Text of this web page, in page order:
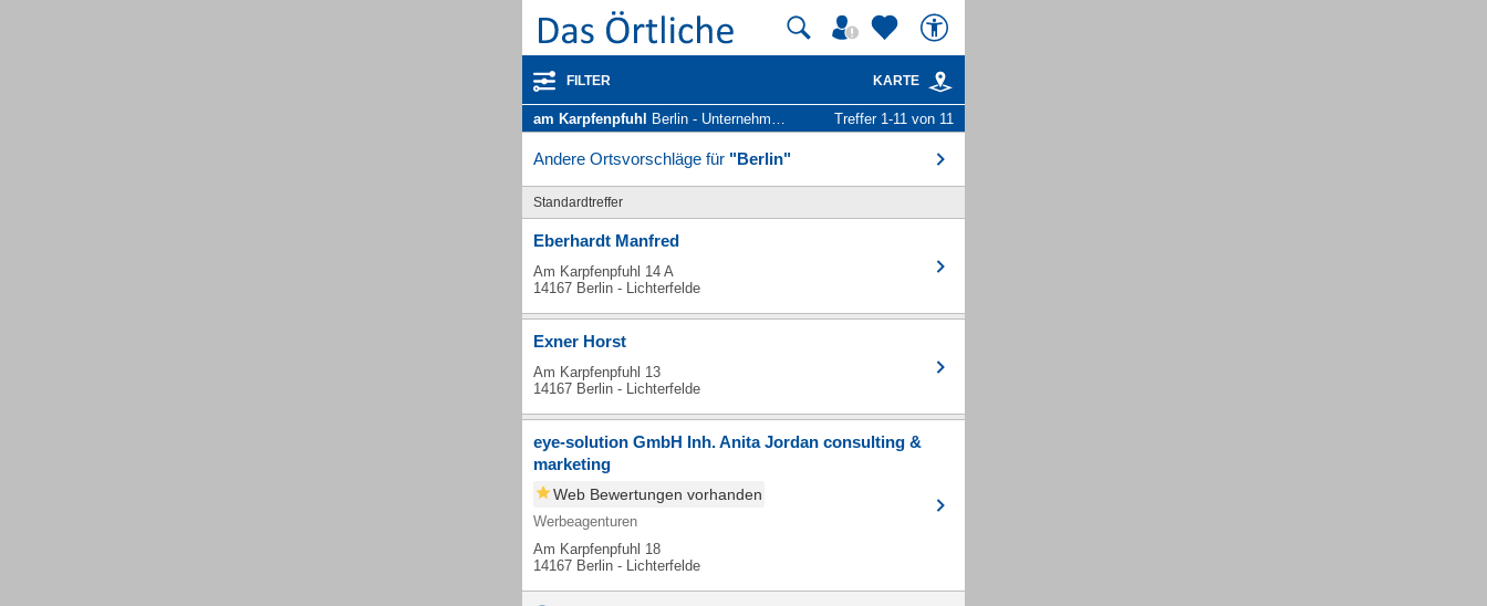
FILTER KARTE
am Karpfenpfuhl Berlin - Unternehmen und Personen Treffer 1-11 von 11
Andere Ortsvorschläge für "Berlin"
Standardtreffer
Eberhardt Manfred
Am Karpfenpfuhl 14 A
14167 Berlin - Lichterfelde
Exner Horst
Am Karpfenpfuhl 13
14167 Berlin - Lichterfelde
eye-solution GmbH Inh. Anita Jordan consulting &
marketing
Web Bewertungen vorhanden
Werbeagenturen
Am Karpfenpfuhl 18
14167 Berlin - Lichterfelde